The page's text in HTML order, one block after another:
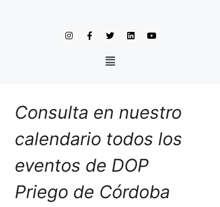
Consulta en nuestro
calendario todos los
eventos de DOP
Priego de Córdoba